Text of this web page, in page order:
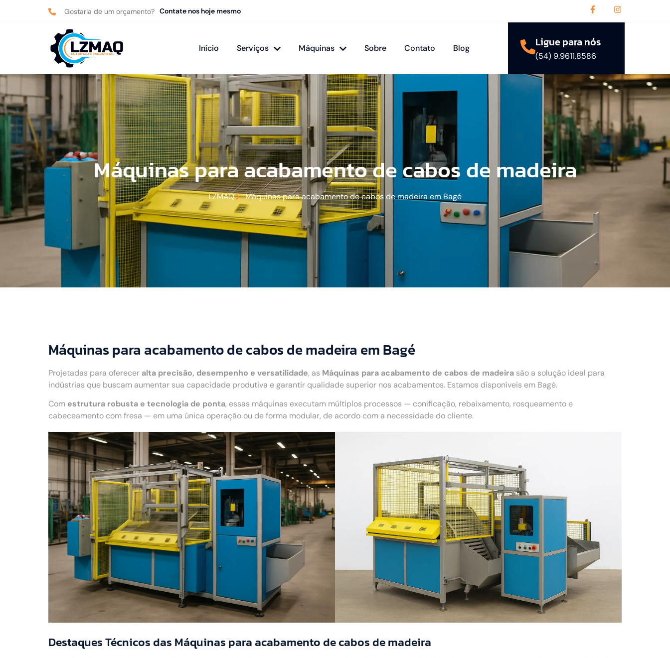
Gostaria de um orçamento? Contate nos hoje mesmo
Início Serviços Máquinas Sobre Contato Blog Ligue para nós
(54) 9.9611.8586
Máquinas para acabamento de cabos de madeira
LZMAQ Máquinas para acabamento de cabos de madeira em Bagé
Máquinas para acabamento de cabos de madeira em Bagé
Projetadas para oferecer alta precisão, desempenho e versatilidade, as Máquinas para acabamento de cabos de madeira são a solução ideal para
indústrias que buscam aumentar sua capacidade produtiva e garantir qualidade superior nos acabamentos. Estamos disponíveis em Bagé.
Com estrutura robusta e tecnologia de ponta, essas máquinas executam múltiplos processos — conificação, rebaixamento, rosqueamento e
cabeceamento com fresa — em uma única operação ou de forma modular, de acordo com a necessidade do cliente.
Destaques Técnicos das Máquinas para acabamento de cabos de madeira